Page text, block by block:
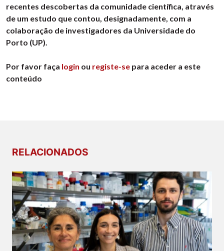
recentes descobertas da comunidade científica, através
de um estudo que contou, designadamente, com a
colaboração de investigadores da Universidade do
Porto (UP).
Por favor faça login ou registe-se para aceder a este
conteúdo
RELACIONADOS